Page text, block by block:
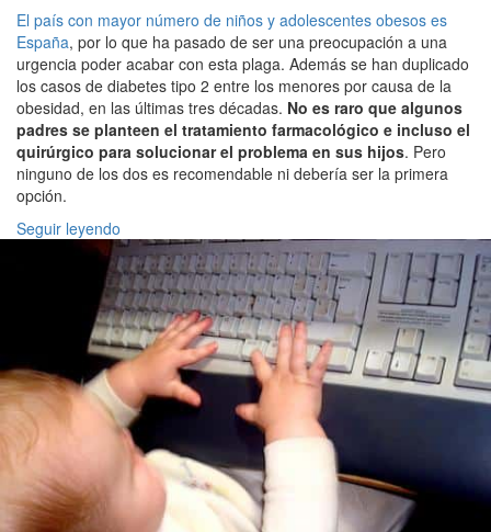
El país con mayor número de niños y adolescentes obesos es
España, por lo que ha pasado de ser una preocupación a una
urgencia poder acabar con esta plaga. Además se han duplicado
los casos de diabetes tipo 2 entre los menores por causa de la
obesidad, en las últimas tres décadas. No es raro que algunos
padres se planteen el tratamiento farmacológico e incluso el
quirúrgico para solucionar el problema en sus hijos. Pero
ninguno de los dos es recomendable ni debería ser la primera
opción.
Seguir leyendo